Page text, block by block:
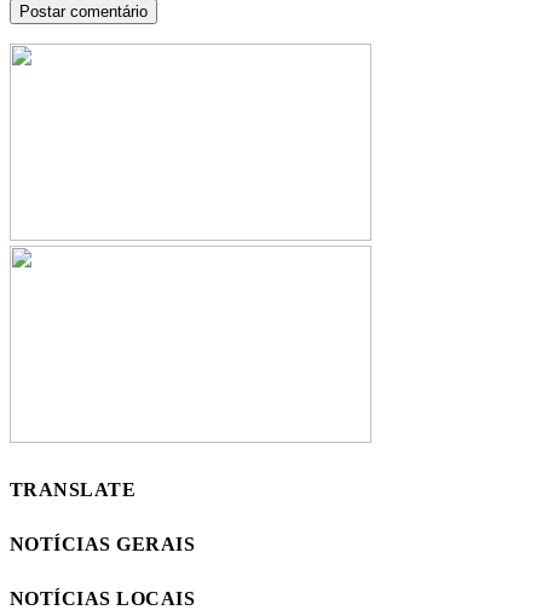
TRANSLATE
NOTÍCIAS GERAIS
NOTÍCIAS LOCAIS